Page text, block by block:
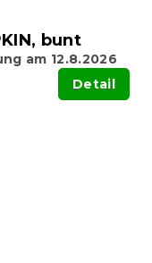
bunt
am 12.8.2026
Detail